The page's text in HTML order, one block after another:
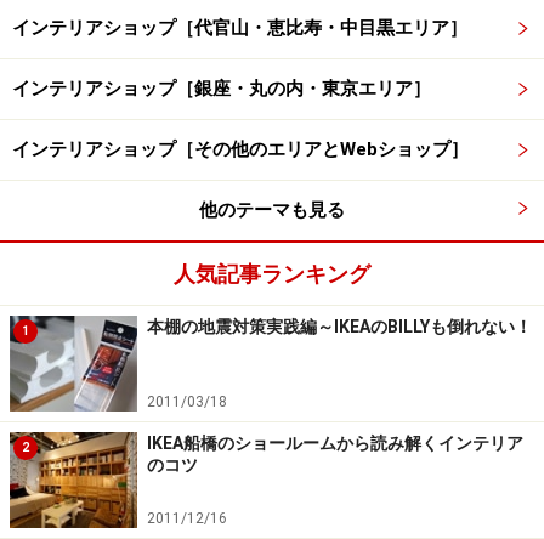
インテリアショップ［代官山・恵比寿・中目黒エリア］
インテリアショップ［銀座・丸の内・東京エリア］
インテリアショップ［その他のエリアとWebショップ］
他のテーマも見る
人気記事ランキング
1 本棚の地震対策実践編～IKEAのBILLYも倒れない！
2011/03/18
2
IKEA船橋のショールームから読み解くインテリア
のコツ
2011/12/16